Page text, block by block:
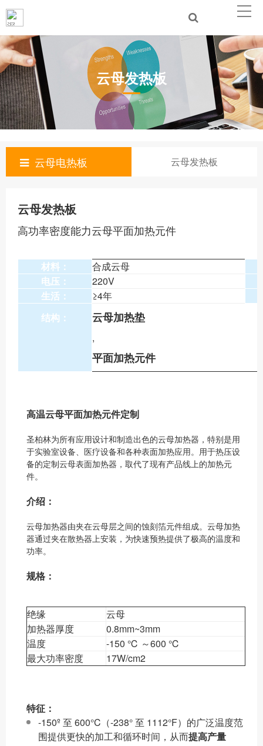
云母发热板
云母电热板 云母发热板
云母发热板
高功率密度能力云母平面加热元件
材料：
合成云母
电压：
220V
生活：
≥4年
结构：
云母加热垫
,
平面加热元件
高温云母平面加热元件定制
圣柏林为所有应用设计和制造出色的云母加热器，特别是用
于实验室设备、医疗设备和各种表面加热应用。用于热压设
备的定制云母表面加热器，取代了现有产品线上的加热元
件。
介绍：
云母加热器由夹在云母层之间的蚀刻箔元件组成。云母加热
器通过夹在散热器上安装，为快速预热提供了极高的温度和
功率。
规格：
绝缘
云母
加热器厚度
0.8mm~3mm
温度
-150 ℃ ～600 ℃
最大功率密度
17W/cm2
特征：
-150º 至 600°C（-238° 至 1112°F）的广泛温度范
围提供更快的加工和循环时间，从而提高产量